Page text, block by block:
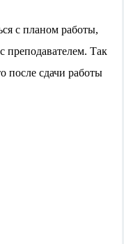
с планом работы,
преподавателем. Так
после сдачи работы